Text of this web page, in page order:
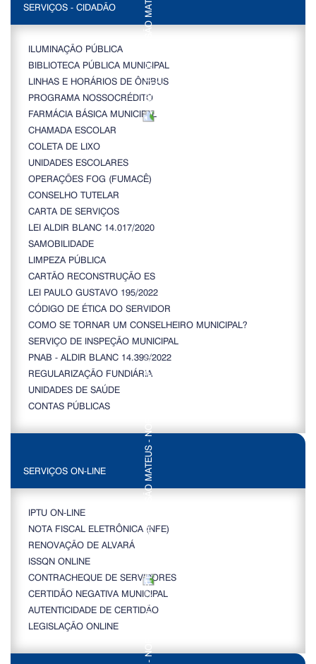
SERVIÇOS - CIDADÃO
ILUMINAÇÃO PÚBLICA
BIBLIOTECA PÚBLICA MUNICIPAL
LINHAS E HORÁRIOS DE ÔNIBUS
PROGRAMA NOSSOCRÉDITO
FARMÁCIA BÁSICA MUNICIPAL
CHAMADA ESCOLAR
COLETA DE LIXO
UNIDADES ESCOLARES
OPERAÇÕES FOG (FUMACÊ)
CONSELHO TUTELAR
CARTA DE SERVIÇOS
LEI ALDIR BLANC 14.017/2020
SAMOBILIDADE
LIMPEZA PÚBLICA
CARTÃO RECONSTRUÇÃO ES
LEI PAULO GUSTAVO 195/2022
CÓDIGO DE ÉTICA DO SERVIDOR
COMO SE TORNAR UM CONSELHEIRO MUNICIPAL?
SERVIÇO DE INSPEÇÃO MUNICIPAL
PNAB - ALDIR BLANC 14.399/2022
REGULARIZAÇÃO FUNDIÁRIA
UNIDADES DE SAÚDE
CONTAS PÚBLICAS
SERVIÇOS ON-LINE
IPTU ON-LINE
NOTA FISCAL ELETRÔNICA (NFE)
RENOVAÇÃO DE ALVARÁ
ISSQN ONLINE
CONTRACHEQUE DE SERVIDORES
CERTIDÃO NEGATIVA MUNICIPAL
AUTENTICIDADE DE CERTIDÃO
LEGISLAÇÃO ONLINE